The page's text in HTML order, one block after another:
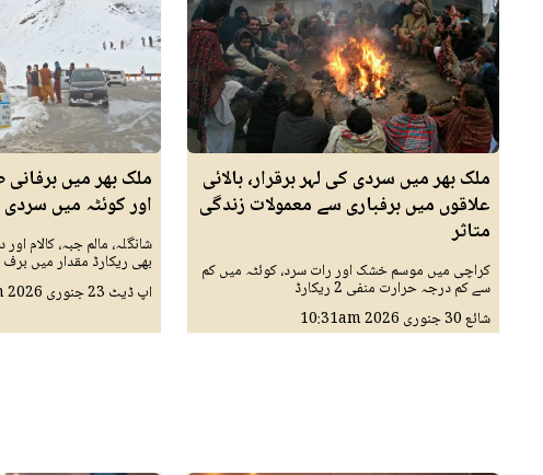
ملک بھر میں سردی کی لہر برقرار، بالائی
علاقوں میں برفباری سے معمولات زندگی
متاثر
کراچی میں موسم خشک اور رات سرد، کوئٹہ میں کم
سے کم درجہ حرارت منفی 2 ریکارڈ
شائع30 جنوری 2026 10:31am
ملک بھر میں برفانی
اور کوئٹہ میں
شانگلہ، مالم جبہ، کالام
بھی ریکارڈ مقدار میں
اپ ڈیٹ 23 جنوری 2026